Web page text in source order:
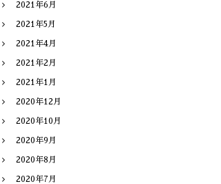
2021年6月
2021年5月
2021年4月
2021年2月
2021年1月
2020年12月
2020年10月
2020年9月
2020年8月
2020年7月